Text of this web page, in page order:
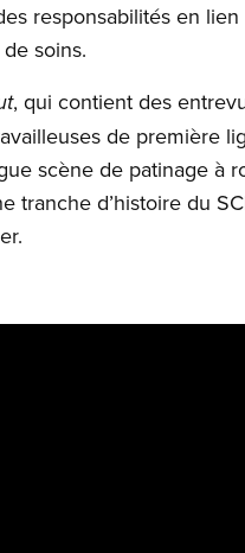
responsabilités en
soins.
, qui contient des
de première
scène de patinage à
tranche d’histoire du